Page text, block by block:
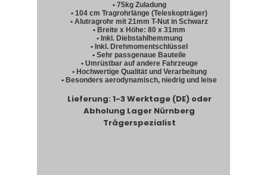
• 75kg Zuladung
• 104 cm Tragrohrlänge (Teleskopträger)
• Alutragrohr mit 21mm T-Nut in Schwarz
• Breite x Höhe: 80 x 31mm
• Inkl. Diebstahlhemmung
• Inkl. Drehmomentschlüssel
• Sehr passgenaue Bauteile
• Umrüstbar auf andere Fahrzeuge
• Hochwertige Qualität und Verarbeitung
• Besonders aerodynamisch, niedrig und leise
Lieferung: 1-3 Werktage (DE) oder
Abholung Lager Nürnberg
Trägerspezialist